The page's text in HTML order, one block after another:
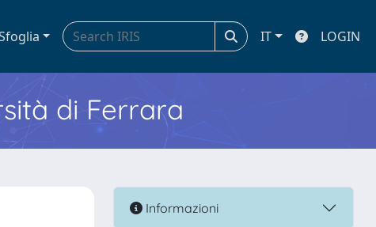
IT LOGIN
di Ferrara
Informazioni